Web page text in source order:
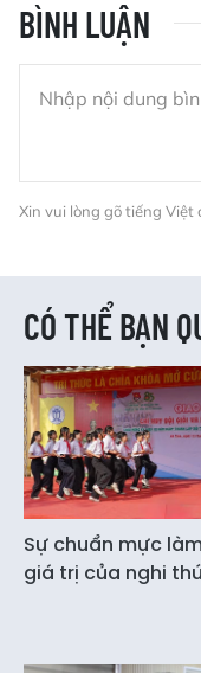
BÌNH LUẬN
Xin vui lòng gõ tiếng Việt
CÓ THỂ BẠN
Sự chuẩn mực
giá trị của nghi